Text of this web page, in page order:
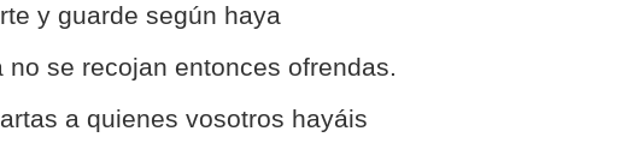
y guarde según haya
se recojan entonces ofrendas.
a quienes vosotros hayáis